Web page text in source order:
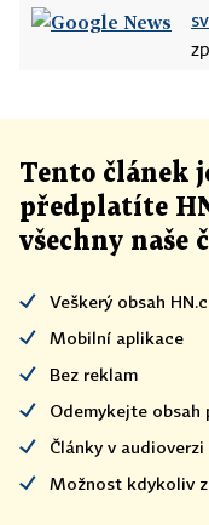
Tento článek
předplatíte
všechny naše
Veškerý obsah
Mobilní aplikace
Bez reklam
Odemykejte obsah
Články v
Možnost kdykoliv